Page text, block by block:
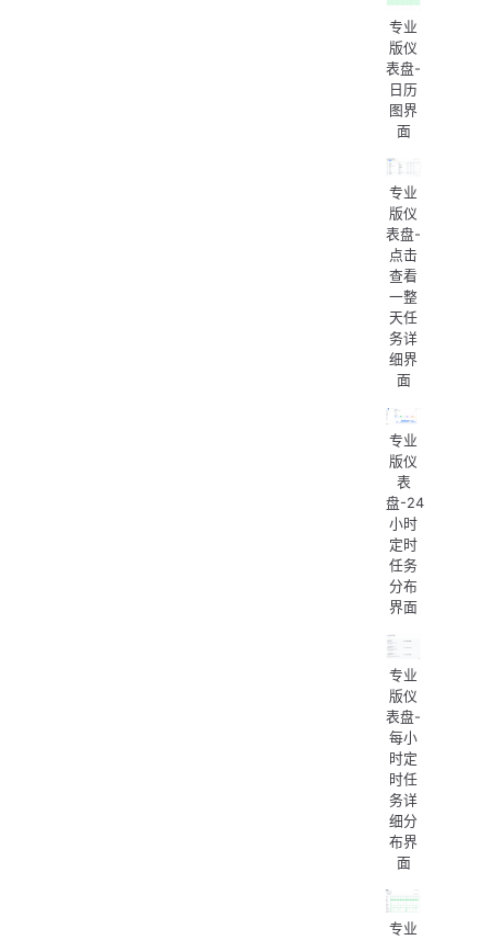
专业
版仪
表盘-
日历
图界
面
专业
版仪
表盘-
点击
查看
一整
天任
务详
细界
面
专业
版仪
表
盘-24
小时
定时
任务
分布
界面
专业
版仪
表盘-
每小
时定
时任
务详
细分
布界
面
专业